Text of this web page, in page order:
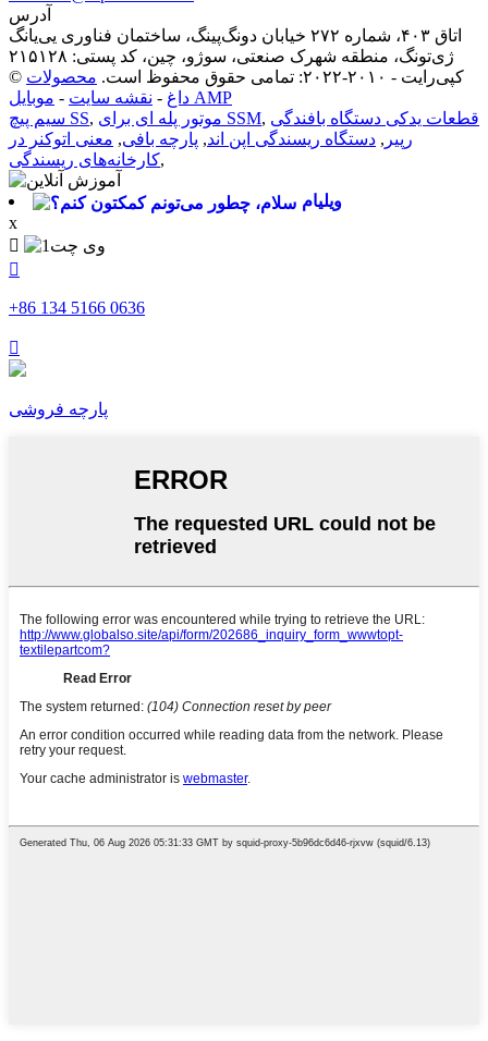
آدرس
اتاق ۴۰۳، شماره ۲۷۲ خیابان دونگ‌پینگ، ساختمان فناوری یی‌یانگ
ژی‌تونگ، منطقه شهرک صنعتی، سوژو، چین، کد پستی: ۲۱۵۱۲۸
© کپی‌رایت - ۲۰۱۰-۲۰۲۲: تمامی حقوق محفوظ است.
محصولات
داغ - نقشه سایت -
موبایل AMP
سیم پیچ SS, موتور پله ای برای SSM, قطعات یدکی دستگاه بافندگی
رپیر , دستگاه ریسندگی اپن اند, پارچه بافی, معنی اتوکنر در
کارخانه‌های ریسندگی,
ویلیام
x


‎+86 134 5166 0636‎

پارچه فروشی